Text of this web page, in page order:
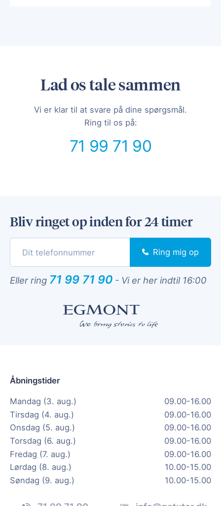
Lad os tale sammen
Vi er klar til at svare på dine spørgsmål.
Ring til os på:
71 99 71 90
Bliv ringet op inden for 24 timer
Ring mig op
Eller ring 71 99 71 90 - Vi er her indtil 16:00
Åbningstider
Mandag (3. aug.)
09.00-16.00
Tirsdag (4. aug.)
09.00-16.00
Onsdag (5. aug.)
09.00-16.00
Torsdag (6. aug.)
09.00-16.00
Fredag (7. aug.)
09.00-16.00
Lørdag (8. aug.)
10.00-15.00
Søndag (9. aug.)
10.00-15.00